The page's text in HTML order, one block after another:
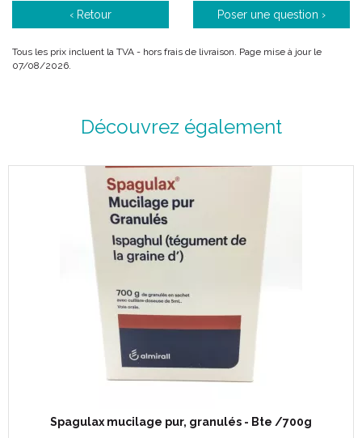
‹ Retour Poser une question ›
Tous les prix incluent la TVA - hors frais de livraison. Page mise à jour le
07/08/2026.
Découvrez également
Spagulax mucilage pur, granulés - Bte /700g